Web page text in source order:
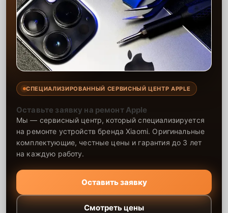
СПЕЦИАЛИЗИРОВАННЫЙ СЕРВИСНЫЙ ЦЕНТР APPLE
Оставьте заявку на ремонт Apple
Мы — сервисный центр, который специализируется
на ремонте устройств бренда Xiaomi. Оригинальные
комплектующие, честные цены и гарантия до 3 лет
на каждую работу.
Оставить заявку
Смотреть цены